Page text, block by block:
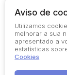
© 2026-
Aviso de
Utilizamos
melhorar a sua
apresentado a
estatísticas
Cookies